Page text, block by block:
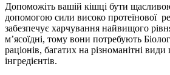
Допоможіть вашій кішці бути
допомогою сили високо протеїнової
забезпечує харчування найвищого
м’ясоїдні, тому вони потребують
раціонів, багатих на різноманітні
інгредієнтів.